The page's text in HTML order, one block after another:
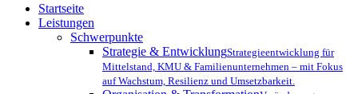
Close
Menu
Startseite
Leistungen
Schwerpunkte
Strategie & EntwicklungStrategieentwicklung für
Mittelstand, KMU & Familienunternehmen – mit Fokus
auf Wachstum, Resilienz und Umsetzbarkeit.